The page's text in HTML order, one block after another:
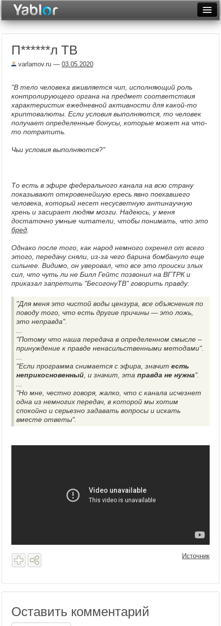
Рейтинги
Архив
Фототоп
Видеотоп
П​******л ТВ
varlamov.ru — 03.05.2020
"В тело человека вживляется чип, исполняющий роль
контролирующего органа на предмет соответствия
характеристик ежедневной активности для какой-то
криптовалюты. Если условия выполняются, то человек
получает определенные бонусы, которые может на что-
то потратить.
Чьи условия выполняются?"
То есть в эфире федерального канала на всю страну
показывают откровенейшую ересь явно поехавшего
человека, который несет несусветную антинаучную
хрень и засирает людям мозги. Надеюсь, у меня
достаточно умные читатели, чтобы понимать, что это
бред
Однако после того, как народ немного охренел от всего
этого, передачу сняли, из-за чего барина бомбануло еще
сильнее. Видимо, он уверовал, что все это происки злых
сил, что чуть ли не Билл Гейтс позвонил на ВГТРК и
приказал запретить "БесогонуТВ" говорить правду:
"Для меня это чистой воды цензура, все объяснения по
поводу того, что есть другие причины — это ложь,
это неправда".
"Потому что наша передача в определенном смысле –
принуждение к правде ненасильственными методами".
"Если программа снимается с эфира, значит есть
неприкосновенный , и значит, эта правда не нужна".
"Но мне, честно говоря, жалко, что с канала исчезнет
одна из немногих передач, в которой мы хотим
спокойно и серьезно задавать вопросы и искать
вместе ответы".
Источник
Оставить комментарий